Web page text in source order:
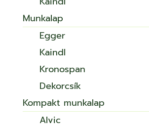
Munkalap
Egger
Kaindl
Kronospan
Dekorcsík
Kompakt munkalap
Alvic